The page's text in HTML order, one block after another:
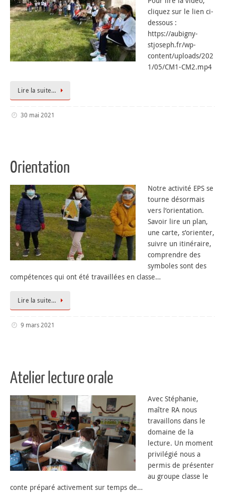
cliquez sur le lien ci-
dessous :
https://aubigny-
stjoseph.fr/wp-
content/uploads/202
1/05/CM1-CM2.mp4
Lire la suite…
30 mai 2021
Orientation
Notre activité EPS se
tourne désormais
vers l’orientation.
Savoir lire un plan,
une carte, s’orienter,
suivre un itinéraire,
comprendre des
symboles sont des
compétences qui ont été travaillées en classe…
Lire la suite…
9 mars 2021
Atelier lecture orale
Avec Stéphanie,
maître RA nous
travaillons dans le
domaine de la
lecture. Un moment
privilégié nous a
permis de présenter
au groupe classe le
conte préparé activement sur temps de…